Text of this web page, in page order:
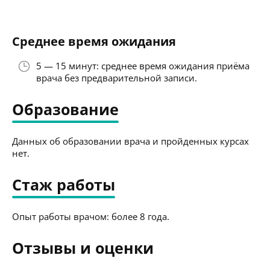
Среднее время ожидания
5 — 15 минут: среднее время ожидания приёма
врача без предварительной записи.
Образование
Данных об образовании врача и пройденных курсах
нет.
Стаж работы
Опыт работы врачом: более 8 года.
Отзывы и оценки